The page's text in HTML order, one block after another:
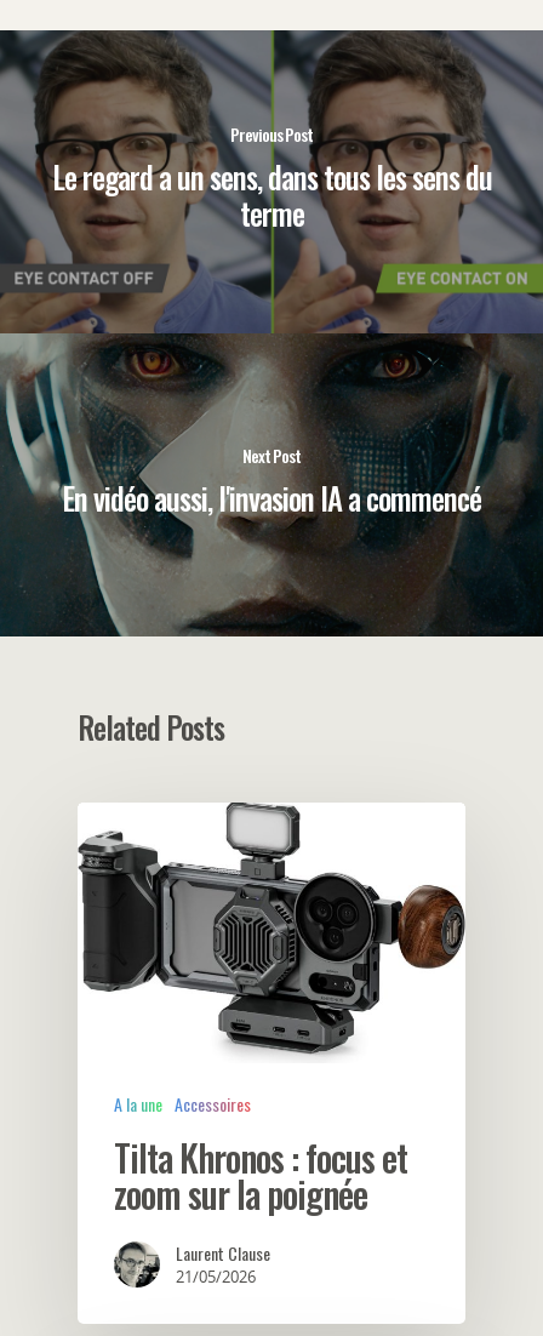
Previous Post
Le regard a un sens, dans tous les sens du
terme
Next Post
En vidéo aussi, l'invasion IA a commencé
Related Posts
A la une Accessoires
Tilta Khronos : focus et
zoom sur la poignée
Laurent Clause
21/05/2026